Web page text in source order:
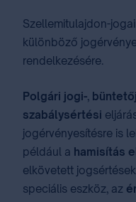
Szellemitulajdon-
különböző
rendelkezésére.
Polgári jogi-,
szabálysértési
jogérvényesítésre is
például a hamisítás
elkövetett
speciális eszköz, az